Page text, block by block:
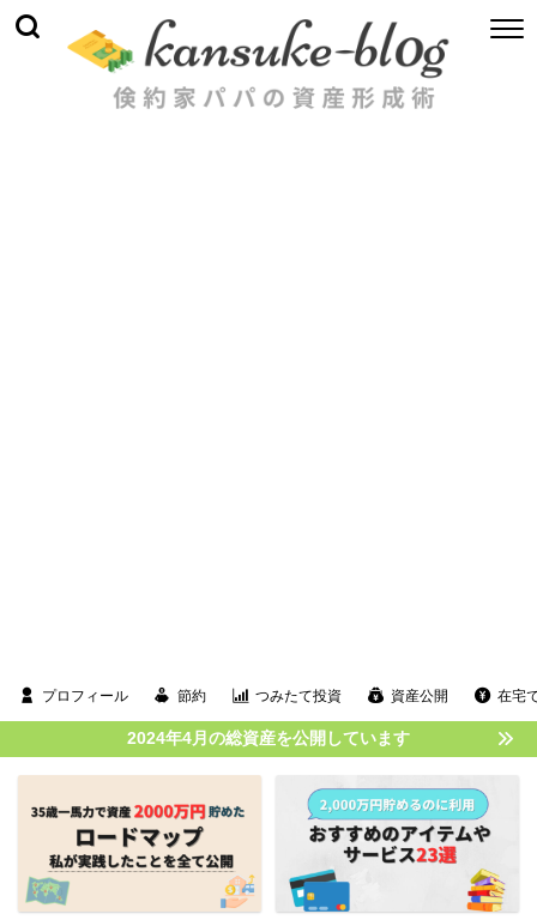
プロフィール 節約 つみたて投資 資産公開 在宅
2024年4月の総資産を公開しています